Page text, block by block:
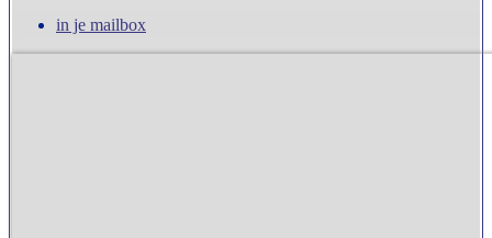
in je mailbox